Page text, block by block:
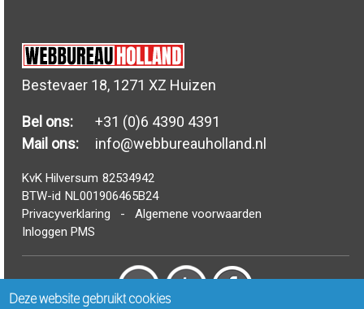
Bestevaer 18, 1271 XZ Huizen
Bel ons:
+31 (0)6 4390 4391
Mail ons:
info@webbureauholland.nl
KvK Hilversum 82534942
BTW-id NL001906465B24
Privacyverklaring -Algemene voorwaarden
Inloggen PMS
Deze website gebruikt cookies